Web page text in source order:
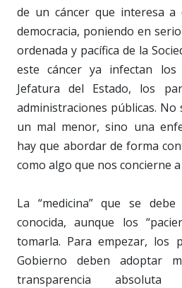
de un cáncer que interesa
democracia, poniendo en
ordenada y pacífica de la
este cáncer ya infectan
Jefatura del Estado, los
administraciones públicas.
un mal menor, sino una
hay que abordar de forma
como algo que nos concierne
La “medicina” que se
conocida, aunque los
tomarla. Para empezar, los
Gobierno deben adoptar
transparencia